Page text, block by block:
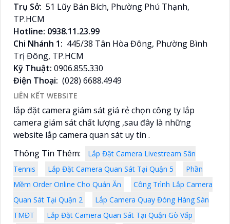
Trụ Sở: 51 Lũy Bán Bích, Phường Phú Thạnh,
TP.HCM
Hotline: 0938.11.23.99
Chi Nhánh 1: 445/38 Tân Hòa Đông, Phường Bình
Trị Đông, TP.HCM
Kỹ Thuật: 0906.855.330
Điện Thoại: (028) 6688.4949
LIÊN KẾT WEBSITE
lắp đặt camera giám sát giá rẻ chọn công ty lắp
camera giám sát chất lượng ,sau đây là những
website lắp camera quan sát uy tín .
Thông Tin Thêm:
Lắp Đặt Camera Livestream Sân
Tennis
Lắp Đặt Camera Quan Sát Tại Quận 5
Phần
Mềm Order Online Cho Quán Ăn
Công Trình Lắp Camera
Quan Sát Tại Quận 2
Lắp Camera Quay Đóng Hàng Sàn
TMĐT
Lắp Đặt Camera Quan Sát Tại Quận Gò Vấp